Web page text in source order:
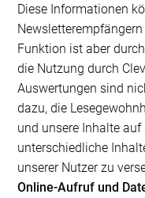
Diese Informationen
Funktion ist aber
die Nutzung durch
Auswertungen sind
dazu, die
und unsere Inhalte
unterschiedliche
unserer Nutzer zu
Online-Aufruf und